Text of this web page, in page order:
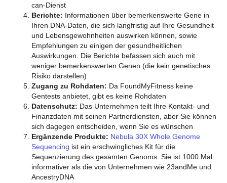
can-Dienst
Berichte: Informationen über bemerkenswerte Gene in
Ihren DNA-Daten, die sich langfristig auf Ihre Gesundheit
und Lebensgewohnheiten auswirken können, sowie
Empfehlungen zu einigen der gesundheitlichen
Auswirkungen. Die Berichte befassen sich auch mit
weniger bemerkenswerten Genen (die kein genetisches
Risiko darstellen)
Zugang zu Rohdaten: Da FoundMyFitness keine
Gentests anbietet, gibt es keine Rohdaten
Datenschutz: Das Unternehmen teilt Ihre Kontakt- und
Finanzdaten mit seinen Partnerdiensten, aber Sie können
sich dagegen entscheiden, wenn Sie es wünschen
Ergänzende Produkte: Nebula 30X Whole Genome
Sequencing ist ein erschwingliches Kit für die
Sequenzierung des gesamten Genoms. Sie ist 1000 Mal
informativer als die von Unternehmen wie 23andMe und
AncestryDNA